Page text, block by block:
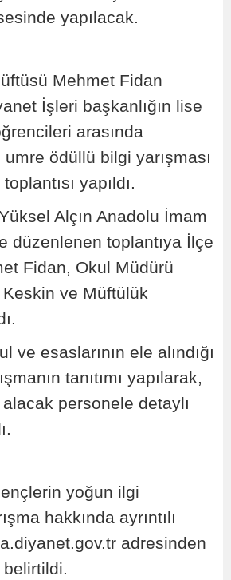
yapılacak.
Mehmet Fidan
İşleri başkanlığın lise
arasında
ödüllü bilgi yarışması
yapıldı.
Alçın Anadolu İmam
düzenlenen toplantıya İlçe
Fidan, Okul Müdürü
ve Müftülük
ve esaslarının ele alındığı
tanıtımı yapılarak,
personele detaylı
yoğun ilgi
hakkında ayrıntılı
adresinden
belirtildi.